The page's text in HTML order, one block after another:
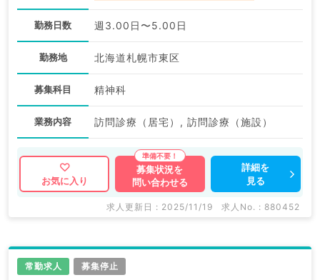
勤務日数 週3.00日〜5.00日
勤務地 北海道札幌市東区
募集科目 精神科
業務内容 訪問診療（居宅）, 訪問診療（施設）
お気に入り
募集状況を
問い合わせる
詳細を
見る
求人更新日 : 2025/11/19 求人No. : 880452
常勤求人 募集停止